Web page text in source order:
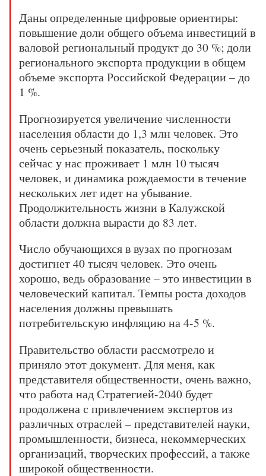
Даны определенные цифровые ориентиры:
повышение доли общего объема инвестиций в
валовой региональный продукт до 30 %; доли
регионального экспорта продукции в общем
объеме экспорта Российской Федерации – до
1 %.
Прогнозируется увеличение численности
населения области до 1,3 млн человек. Это
очень серьезный показатель, поскольку
сейчас у нас проживает 1 млн 10 тысяч
человек, и динамика рождаемости в течение
нескольких лет идет на убывание.
Продолжительность жизни в Калужской
области должна вырасти до 83 лет.
Число обучающихся в вузах по прогнозам
достигнет 40 тысяч человек. Это очень
хорошо, ведь образование – это инвестиции в
человеческий капитал. Темпы роста доходов
населения должны превышать
потребительскую инфляцию на 4-5 %.
Правительство области рассмотрело и
приняло этот документ. Для меня, как
представителя общественности, очень важно,
что работа над Стратегией-2040 будет
продолжена с привлечением экспертов из
различных отраслей – представителей науки,
промышленности, бизнеса, некоммерческих
организаций, творческих профессий, а также
широкой общественности.